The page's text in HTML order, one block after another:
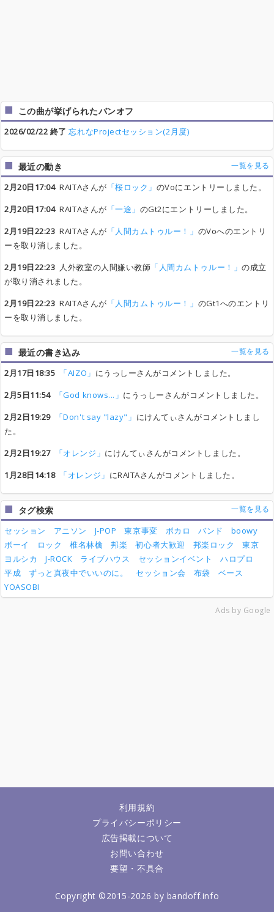
この曲が挙げられたバンオフ
2026/02/22 終了 忘れなProjectセッション(2月度)
最近の動き 一覧を見る
2月20日17:04RAITAさんが 「桜ロック」 のVoにエントリーしました。
2月20日17:04RAITAさんが 「一途」 のGt2にエントリーしました。
2月19日22:23 RAITAさんが 「人間カムトゥルー！」 のVoへのエントリ
ーを取り消しました。
2月19日22:23 人外教室の人間嫌い教師 「人間カムトゥルー！」の成立
が取り消されました。
2月19日22:23 RAITAさんが 「人間カムトゥルー！」 のGt1へのエントリ
ーを取り消しました。
最近の書き込み 一覧を見る
2月17日18:35 「AIZO」 にうっしーさんがコメントしました。
2月5日11:54
「God knows...」 にうっしーさんがコメントしました。
2月2日19:29
「Don't say "lazy"」 にけんてぃさんがコメントしまし
た。
2月2日19:27
「オレンジ」 にけんてぃさんがコメントしました。
1月28日14:18
「オレンジ」 にRAITAさんがコメントしました。
タグ検索 一覧を見る
セッション アニソン J-POP 東京事変 ボカロ バンド
boowy
ボーイ
ロック 椎名林檎 邦楽 初心者大歓迎 邦楽ロック
東京
ヨルシカ
J-ROCK ライブハウス セッションイベント
ハロプロ
平成
ずっと真夜中でいいのに。 セッション会 布袋
ベース
YOASOBI
Ads by Google
利用規約
プライバシーポリシー
広告掲載について
お問い合わせ
要望・不具合
Copyright ©2015-2026 by bandoff.info